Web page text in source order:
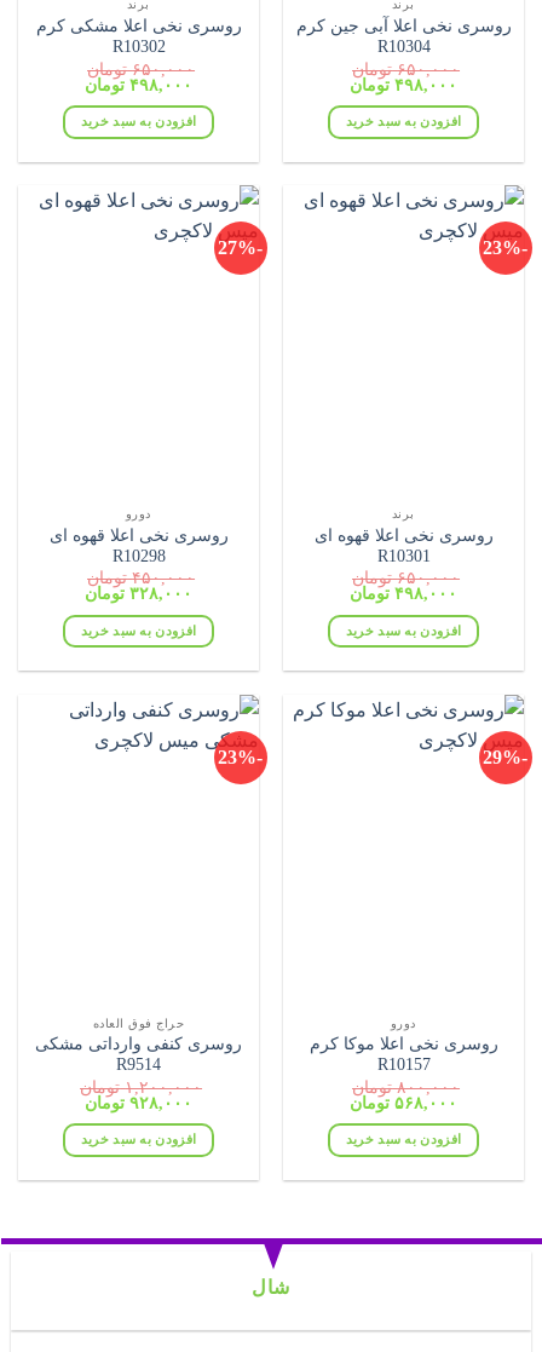
برند
روسری نخی اعلا آبی جین کرم
R10304
۶۵۰,۰۰۰ تومان
قیمت
اصلی:
۶۵۰,۰۰۰ تومان
بود.
۴۹۸,۰۰۰ تومان
۴۹۸,۰۰۰ تومان. افزودن به سبد خرید
برند
روسری نخی اعلا مشکی کرم
R10302
۶۵۰,۰۰۰ تومان
قیمت
اصلی:
۶۵۰,۰۰۰ تومان
بود.
۴۹۸,۰۰۰ تومان
۴۹۸,۰۰۰ تومان. افزودن به سبد خرید
-23%
برند
روسری نخی اعلا قهوه ای
R10301
۶۵۰,۰۰۰ تومان
قیمت
۶۵۰,۰۰۰ تومان
بود.
۴۹۸,۰۰۰ تومان
۴۹۸,۰۰۰ تومان. افزودن به سبد خرید
-27%
دورو
روسری نخی اعلا قهوه ای
R10298
۴۵۰,۰۰۰ تومان
قیمت
۴۵۰,۰۰۰ تومان
بود.
۳۲۸,۰۰۰ تومان
۳۲۸,۰۰۰ تومان. افزودن به سبد خرید
-29%
دورو
روسری نخی اعلا موکا کرم
R10157
۸۰۰,۰۰۰ تومان
قیمت
اصلی:
۸۰۰,۰۰۰ تومان
بود.
۵۶۸,۰۰۰ تومان
۵۶۸,۰۰۰ تومان. افزودن به سبد خرید
-23%
حراج فوق العاده
روسری کنفی وارداتی مشکی
R9514
۱,۲۰۰,۰۰۰ تومان
قیمت
اصلی:
۱,۲۰۰,۰۰۰ تومان
بود.
۹۲۸,۰۰۰ تومانقیمت
۹۲۸,۰۰۰ تومان. افزودن به سبد خرید
شال